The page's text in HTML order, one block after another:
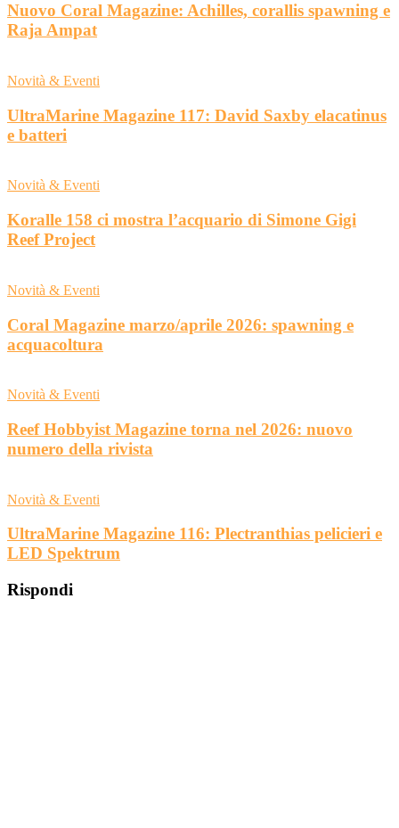
Nuovo Coral Magazine: Achilles, corallis spawning e
Raja Ampat
Novità & Eventi
UltraMarine Magazine 117: David Saxby elacatinus
e batteri
Novità & Eventi
Koralle 158 ci mostra l’acquario di Simone Gigi
Reef Project
Novità & Eventi
Coral Magazine marzo/aprile 2026: spawning e
acquacoltura
Novità & Eventi
Reef Hobbyist Magazine torna nel 2026: nuovo
numero della rivista
Novità & Eventi
UltraMarine Magazine 116: Plectranthias pelicieri e
LED Spektrum
Rispondi